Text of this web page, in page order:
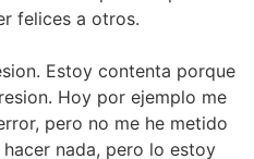
felices a otros.
Estoy contenta porque
Hoy por ejemplo me
pero no me he metido
nada, pero lo estoy